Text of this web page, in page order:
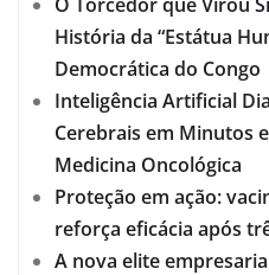
História da “Estátua
Democrática do Congo
Inteligência Artificial
Cerebrais em Minutos
Medicina Oncológica
Proteção em ação:
reforça eficácia após
A nova elite